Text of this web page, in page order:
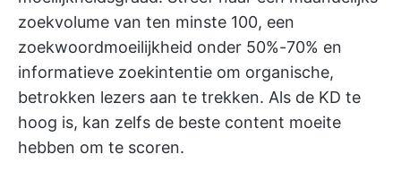
zoekvolume van ten minste 100, een
zoekwoordmoeilijkheid onder 50%-70% en
informatieve zoekintentie om organische,
betrokken lezers aan te trekken. Als de KD te
hoog is, kan zelfs de beste content moeite
hebben om te scoren.